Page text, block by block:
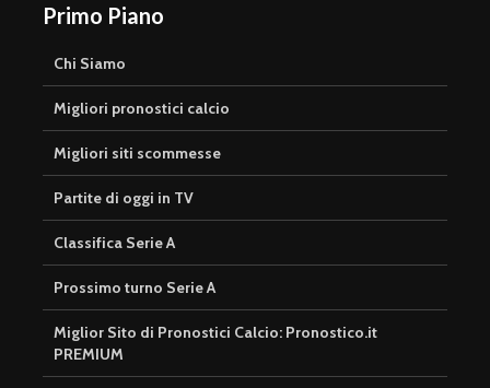
Primo Piano
Chi Siamo
Migliori pronostici calcio
Migliori siti scommesse
Partite di oggi in TV
Classifica Serie A
Prossimo turno Serie A
Miglior Sito di Pronostici Calcio: Pronostico.it
PREMIUM